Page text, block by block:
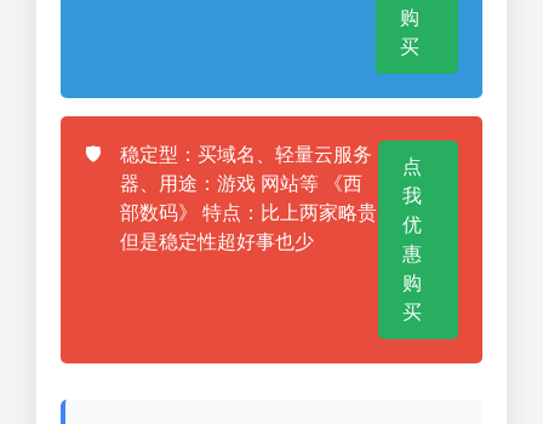
购
买
🛡️
稳定型：买域名、轻量云服务
器、用途：游戏 网站等 《西
部数码》 特点：比上两家略贵
但是稳定性超好事也少
点
我
优
惠
购
买